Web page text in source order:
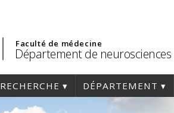
Faculté de médecine
Département de neurosciences
RECHERCHE DÉPARTEMENT